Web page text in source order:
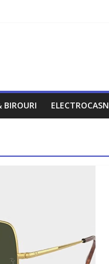
BIROURI